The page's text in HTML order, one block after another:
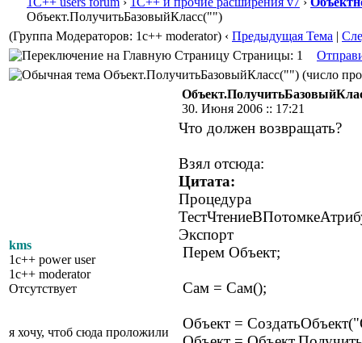
Объект.ПолучитьБазовыйКласс("")
(Группа Модераторов: 1c++ moderator) ‹ Предыдущая Тема |
Страницы: 1
Объект.ПолучитьБазовыйКласс("") (число
kms
1c++ power user
1c++ moderator
Отсутствует
я хочу, чтоб сюда проложили
30. Июня 2006 :: 17:21
Что должен возвращать?
Взял отсюда:
Цитата:
Процедура
Экспорт
Перем Объект;
Сам = Сам();
Объект =